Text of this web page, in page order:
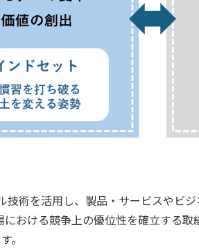
技術を活用し、製品・サービスやビ
おける競争上の優位性を確立する
。